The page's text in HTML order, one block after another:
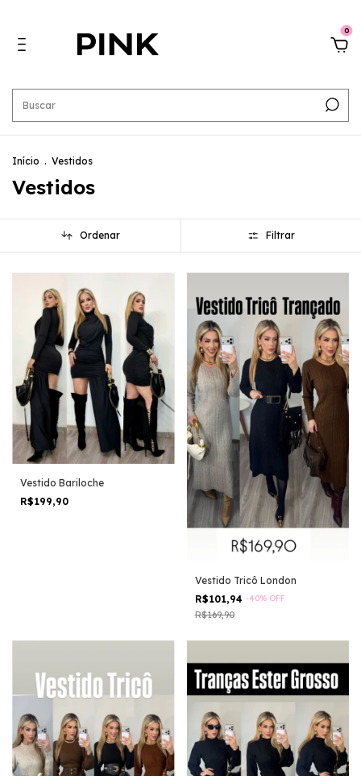
0
Início . Vestidos
Vestidos
Ordenar Filtrar
Vestido Bariloche
R$199,90
Vestido Tricô London
R$101,94 -40% OFF
R$169,90